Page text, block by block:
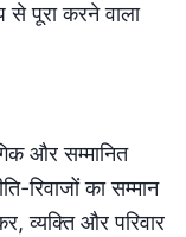
पूरा करने वाला
और सम्मानित
रिवाजों का सम्मान
व्यक्ति और परिवार